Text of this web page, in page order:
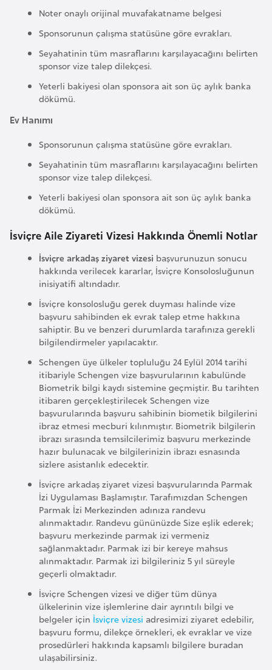
Noter onaylı orijinal muvafakatname belgesi
Sponsorunun çalışma statüsüne göre evrakları.
Seyahatinin tüm masraflarını karşılayacağını belirten
sponsor vize talep dilekçesi.
Yeterli bakiyesi olan sponsora ait son üç aylık banka
dökümü.
Ev Hanımı
Sponsorunun çalışma statüsüne göre evrakları.
Seyahatinin tüm masraflarını karşılayacağını belirten
sponsor vize talep dilekçesi.
Yeterli bakiyesi olan sponsora ait son üç aylık banka
dökümü.
İsviçre Aile Ziyareti Vizesi Hakkında Önemli Notlar
İsviçre arkadaş ziyaret vizesi başvurunuzun sonucu
hakkında verilecek kararlar, İsviçre Konsolosluğunun
inisiyatifi altındadır.
İsviçre konsolosluğu gerek duyması halinde vize
başvuru sahibinden ek evrak talep etme hakkına
sahiptir. Bu ve benzeri durumlarda tarafınıza gerekli
bilgilendirmeler yapılacaktır.
Schengen üye ülkeler topluluğu 24 Eylül 2014 tarihi
itibariyle Schengen vize başvurularının kabulünde
Biometrik bilgi kaydı sistemine geçmiştir. Bu tarihten
itibaren gerçekleştirilecek Schengen vize
başvurularında başvuru sahibinin biometik bilgilerini
ibraz etmesi mecburi kılınmıştır. Biometrik bilgilerin
ibrazı sırasında temsilcilerimiz başvuru merkezinde
hazır bulunacak ve bilgilerinizin ibrazı esnasında
sizlere asistanlık edecektir.
İsviçre arkadaş ziyaret vizesi başvurularında Parmak
İzi Uygulaması Başlamıştır. Tarafımızdan Schengen
Parmak İzi Merkezinden adınıza randevu
alınmaktadır. Randevu gününüzde Size eşlik ederek;
başvuru merkezinde parmak izi vermeniz
sağlanmaktadır. Parmak izi bir kereye mahsus
alınmaktadır. Parmak izi bilgileriniz 5 yıl süreyle
geçerli olmaktadır.
İsviçre Schengen vizesi ve diğer tüm dünya
ülkelerinin vize işlemlerine dair ayrıntılı bilgi ve
belgeler için İsviçre vizesi adresimizi ziyaret edebilir,
başvuru formu, dilekçe örnekleri, ek evraklar ve vize
prosedürleri hakkında kapsamlı bilgilere buradan
ulaşabilirsiniz.
m
t
m